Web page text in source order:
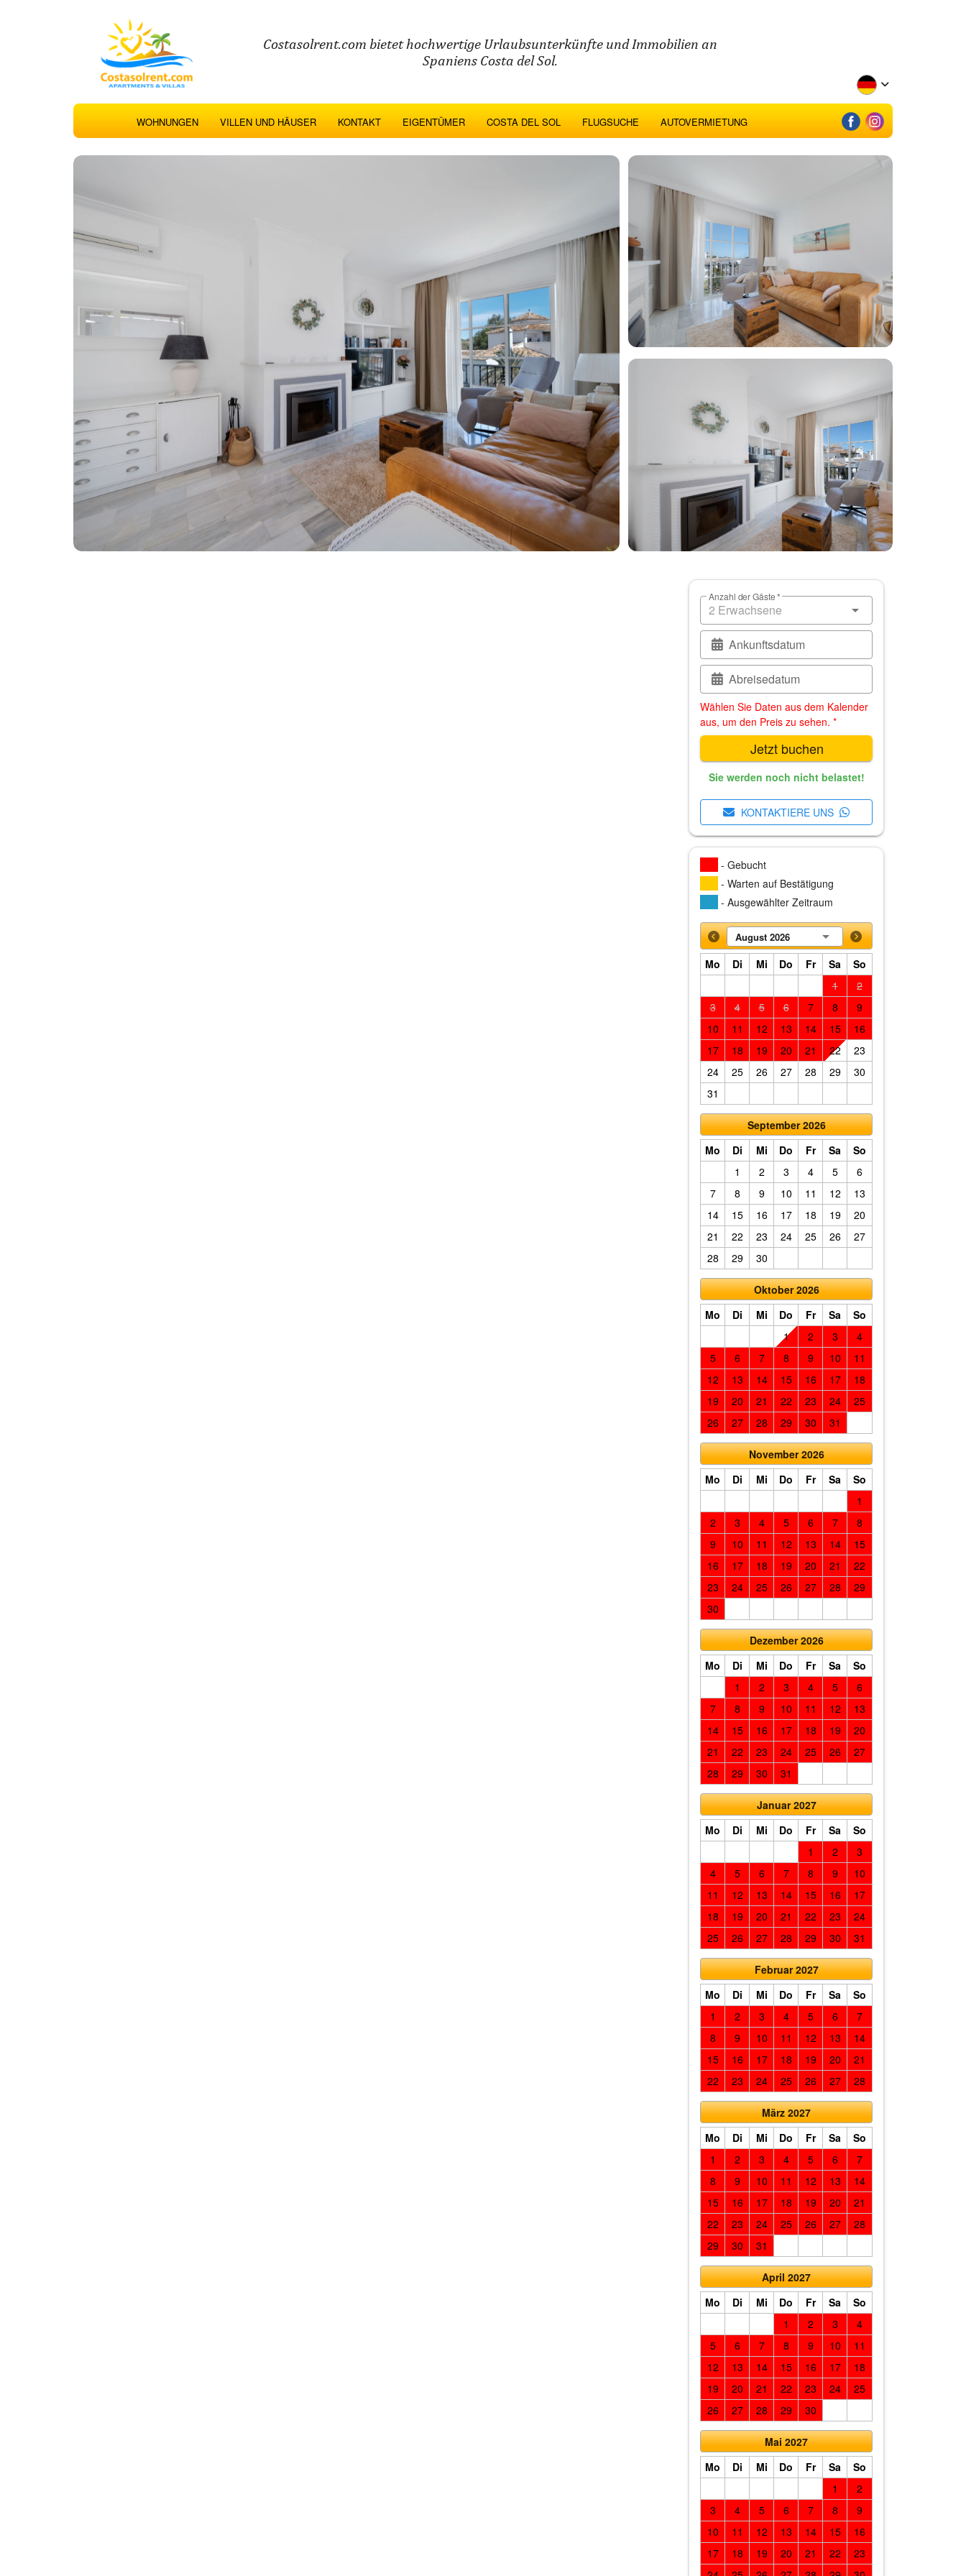
Costasolrent.com bietet hochwertige Urlaubsunterkünfte und Immobilien an
Spaniens Costa del Sol.
WOHNUNGEN VILLEN UND HÄUSER KONTAKT EIGENTÜMER COSTA DEL SOL FLUGSUCHE AUTOVERMIETUNG
Anzahl der Gäste *
Ankunftsdatum
Abreisedatum
Wählen Sie Daten aus dem Kalender
aus, um den Preis zu sehen. *
Jetzt buchen
Sie werden noch nicht belastet!
KONTAKTIERE UNS
- Gebucht
- Warten auf Bestätigung
- Ausgewählter Zeitraum
August 2026
Mo Di Mi Do Fr Sa
So
1
2
3
4 5 6 7 8
9
10
11 12 13 14 15
16
17
18 19 20 21 22
23
24
25 26 27 28 29
30
31
September 2026
Mo
Di Mi Do Fr Sa
So
1
2 3 4 5
6
7
8 9 10 11 12
13
14
15 16 17 18 19
20
21
22 23 24 25 26
27
28
29 30
Oktober 2026
Mo
Di Mi Do Fr Sa
So
1
2 3
4
5
6 7 8 9 10
11
12
13 14 15 16 17
18
19
20 21 22 23 24
25
26
27 28 29 30 31
November 2026
Mo
Di Mi Do Fr Sa
So
1
2
3 4 5 6 7
8
9
10 11 12 13 14
15
16
17 18 19 20 21
22
23
24 25 26 27 28
29
30
Dezember 2026
Mo
Di Mi Do Fr Sa
So
1
2 3 4 5
6
7
8 9 10 11 12
13
14
15 16 17 18 19
20
21
22 23 24 25 26
27
28
29 30 31
Januar 2027
Mo
Di Mi Do Fr Sa
So
1
2
3
4
5 6 7 8 9
10
11
12 13 14 15 16
17
18
19 20 21 22 23
24
25
26 27 28 29 30 31
Februar 2027
Mo
Di Mi Do Fr Sa
So
1
2 3 4 5 6
7
8
9 10 11 12 13
14
15
16 17 18 19 20
21
22
23 24 25 26 27 28
März 2027
Mo
Di Mi Do Fr Sa
So
1
2 3 4 5 6
7
8
9 10 11 12 13
14
15
16 17 18 19 20
21
22
23 24 25 26 27
28
29
30 31
April 2027
Mo
Di Mi Do Fr Sa
So
1
2 3
4
5
6 7 8 9 10
11
12
13 14 15 16 17
18
19
20 21 22 23 24
25
26
27 28 29 30
Mai 2027
Mo
Di Mi Do Fr Sa
So
1
2
3
4 5 6 7 8
9
10
11 12 13 14 15
16
17
18 19 20 21 22
23